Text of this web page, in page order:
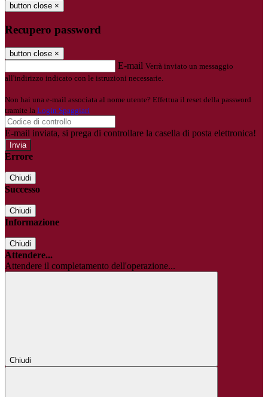
button close ×
Recupero password
button close ×
E-mail Verrà inviato un messaggio
all'indirizzo indicato con le istruzioni necessarie.
Non hai una e-mail associata al nome utente? Effettua il reset della password
tramite la Login Spaggiari
E-mail inviata, si prega di controllare la casella di posta elettronica!
Errore
Chiudi
Successo
Chiudi
Informazione
Chiudi
Attendere...
Attendere il completamento dell'operazione...
Chiudi